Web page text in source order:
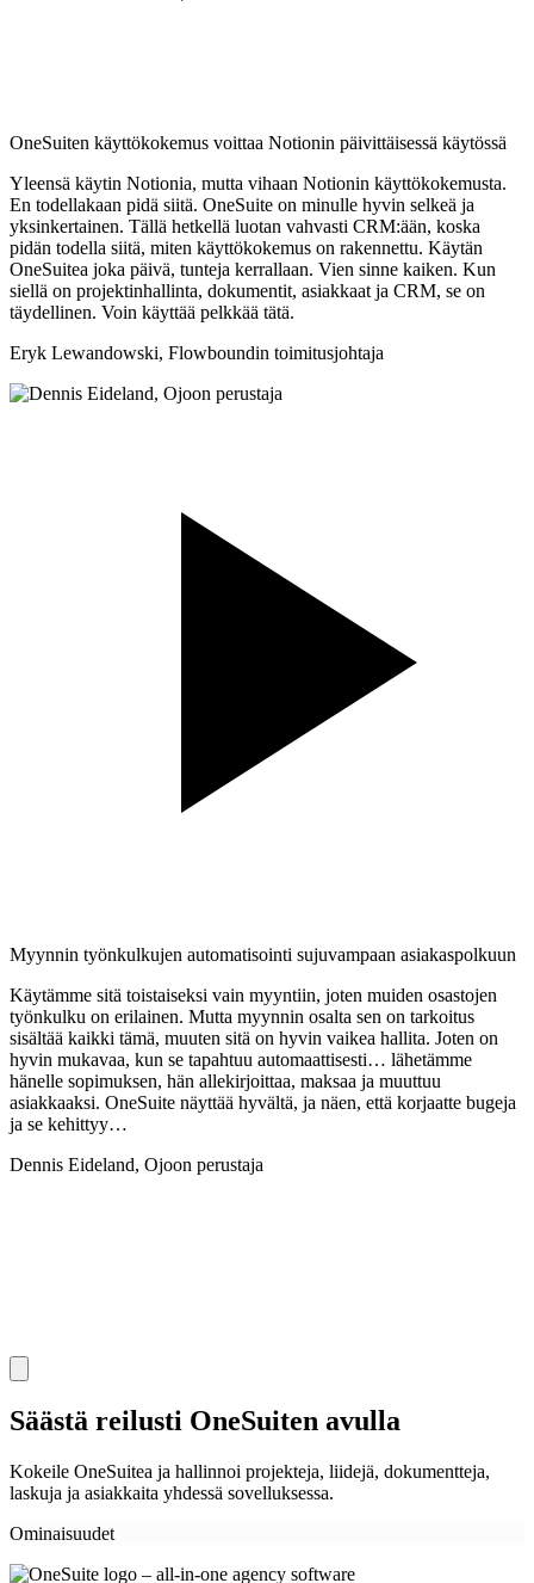
OneSuiten käyttökokemus voittaa Notionin päivittäisessä käytössä
Yleensä käytin Notionia, mutta vihaan Notionin käyttökokemusta.
En todellakaan pidä siitä. OneSuite on minulle hyvin selkeä ja
yksinkertainen. Tällä hetkellä luotan vahvasti CRM:ään, koska
pidän todella siitä, miten käyttökokemus on rakennettu. Käytän
OneSuitea joka päivä, tunteja kerrallaan. Vien sinne kaiken. Kun
siellä on projektinhallinta, dokumentit, asiakkaat ja CRM, se on
täydellinen. Voin käyttää pelkkää tätä.
Eryk Lewandowski, Flowboundin toimitusjohtaja
Myynnin työnkulkujen automatisointi sujuvampaan asiakaspolkuun
Käytämme sitä toistaiseksi vain myyntiin, joten muiden osastojen
työnkulku on erilainen. Mutta myynnin osalta sen on tarkoitus
sisältää kaikki tämä, muuten sitä on hyvin vaikea hallita. Joten on
hyvin mukavaa, kun se tapahtuu automaattisesti… lähetämme
hänelle sopimuksen, hän allekirjoittaa, maksaa ja muuttuu
asiakkaaksi. OneSuite näyttää hyvältä, ja näen, että korjaatte bugeja
ja se kehittyy…
Dennis Eideland, Ojoon perustaja
Säästä reilusti OneSuiten avulla
Kokeile OneSuitea ja hallinnoi projekteja, liidejä, dokumentteja,
laskuja ja asiakkaita yhdessä sovelluksessa.
Ominaisuudet